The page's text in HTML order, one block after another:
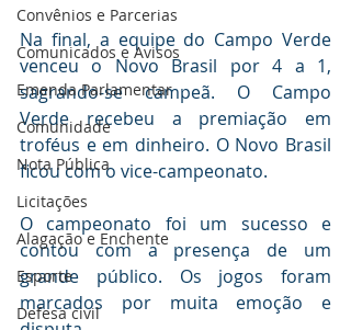
Convênios e Parcerias
Comunicados e Avisos
Emenda Parlamentar
Comunidade
Nota Pública
Licitações
Alagação e Enchente
Esporte
Defesa civil
Na final, a equipe do Campo Verde
venceu o Novo Brasil por 4 a 1,
sagrando-se campeã. O Campo
Verde recebeu a premiação em
troféus e em dinheiro. O Novo Brasil
ficou com o vice-campeonato.
O campeonato foi um sucesso e
contou com a presença de um
grande público. Os jogos foram
marcados por muita emoção e